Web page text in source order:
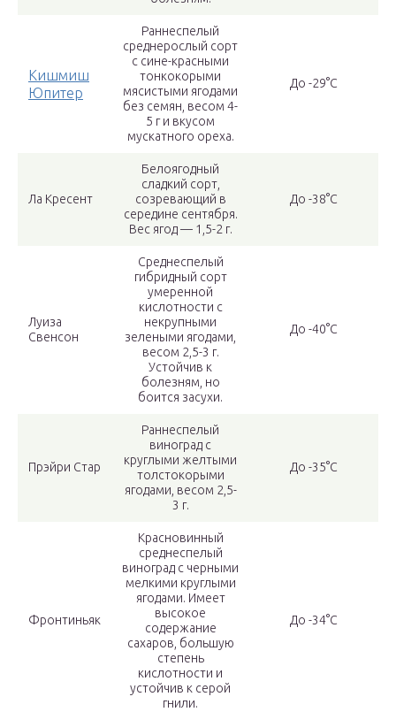
Кишмиш
Юпитер
Раннеспелый
среднерослый сорт
с сине-красными
тонкокорыми
мясистыми ягодами
без семян, весом 4-
5 г и вкусом
мускатного ореха.
До -29°С
Ла Кресент
Белоягодный
сладкий сорт,
созревающий в
середине сентября.
Вес ягод — 1,5-2 г.
До -38°С
Луиза
Свенсон
Среднеспелый
гибридный сорт
умеренной
кислотности с
некрупными
зелеными ягодами,
весом 2,5-3 г.
Устойчив к
болезням, но
боится засухи.
До -40°С
Прэйри Стар
Раннеспелый
виноград с
круглыми желтыми
толстокорыми
ягодами, весом 2,5-
3 г.
До -35°С
Фронтиньяк
Красновинный
среднеспелый
виноград с черными
мелкими круглыми
ягодами. Имеет
высокое
содержание
сахаров, большую
степень
кислотности и
устойчив к серой
гнили.
До -34°С